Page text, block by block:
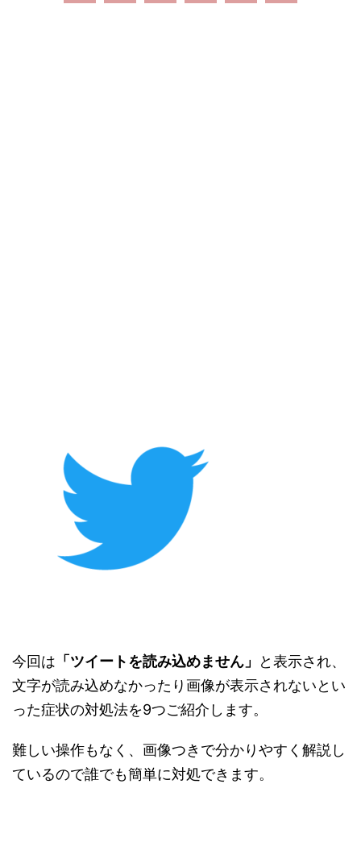
今回は 「ツイートを読み込めません」
と表示され、
文字が読み込めなかったり画像が表示されないとい
った症状の対処法を9つご紹介します。
難しい操作もなく、画像つきで分かりやすく解説し
ているので誰でも簡単に対処できます。